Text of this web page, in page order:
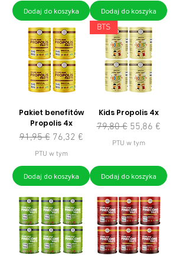
Dodaj do koszyka Dodaj do koszyka
Pakiet benefitów
Propolis 4x
Regularna cena
91,95 € Cena rabatowa
76,32 €
PTU w tym
Dodaj do koszyka
BTS
Kids Propolis 4x
Regularna cena
79,80 € Cena rabatowa
55,86 €
PTU w tym
Dodaj do koszyka